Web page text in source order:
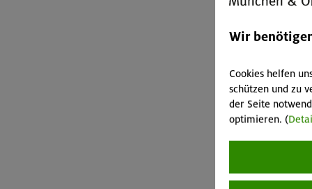
Wir
Cookies helfen
schützen und zu
der Seite
optimieren. (